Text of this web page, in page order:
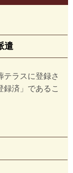
遣
テラスに登録さ
録済」であるこ